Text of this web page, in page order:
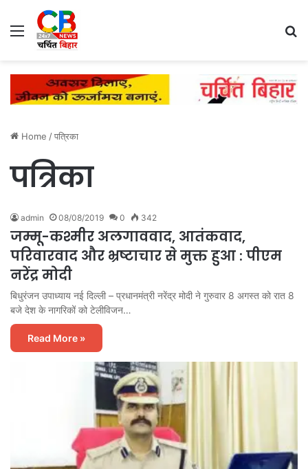
Menu
Home /पत्रिका
पत्रिका
admin 08/08/2019 0 342
जम्मू-कश्मीर अलगाववाद, आतंकवाद,
परिवारवाद और भ्रष्टाचार से मुक्त हुआ : पीएम
नरेंद्र मोदी
बिधुरंजन उपाध्याय नई दिल्ली – प्रधानमंत्री नरेंद्र मोदी ने गुरुवार 8 अगस्त को रात 8
बजे देश के नागरिकों को टेलीविजन…
Read More »